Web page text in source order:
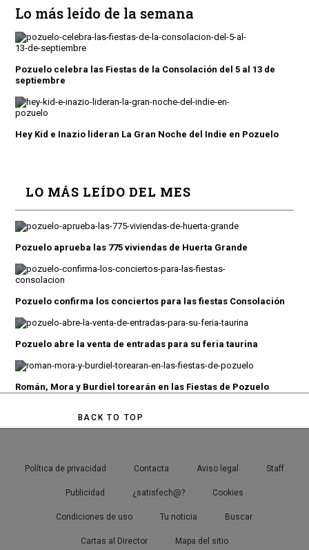
Lo más leído de la semana
Pozuelo celebra las Fiestas de la Consolación del 5 al 13 de
septiembre
Hey Kid e Inazio lideran La Gran Noche del Indie en Pozuelo
LO MÁS LEÍDO DEL MES
Pozuelo aprueba las 775 viviendas de Huerta Grande
Pozuelo confirma los conciertos para las fiestas Consolación
Pozuelo abre la venta de entradas para su feria taurina
Román, Mora y Burdiel torearán en las Fiestas de Pozuelo
BACK TO TOP
Política de privacidad Contacta Aviso legal Staff
Publicidad ¿satisfech@? Cookies
Condiciones de uso Tu noticia Buscar
Cartas al Director Mapa del sitio